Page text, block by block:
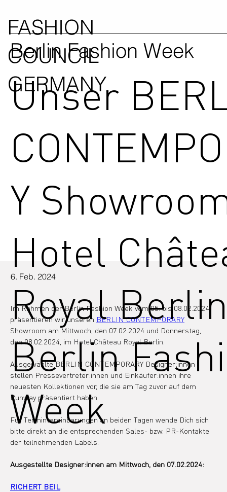
FASHION
COUNCIL
GERMANY
6. Feb. 2024
Im Rahmen der Berlin Fashion Week vom 05. bis 08.02.2024
präsentieren wir unseren BERLIN CONTEMPORARY
Showroom am Mittwoch, den 07.02.2024 und Donnerstag,
den 08.02.2024, im Hotel Château Royal Berlin.
Ausgewählte BERLIN CONTEMPORARY Designer:innen
stellen Pressevertreter:innen und Einkäufer:innen ihre
neuesten Kollektionen vor, die sie am Tag zuvor auf dem
Runway präsentiert haben.
Für Terminvereinbarungen an beiden Tagen wende Dich sich
bitte direkt an die entsprechenden Sales- bzw. PR-Kontakte
der teilnehmenden Labels.
Ausgestellte Designer:innen am Mittwoch, den 07.02.2024:
RICHERT BEIL
Berlin Fashion Week
Unser
Y
Hotel
Royal
Berlin
Week